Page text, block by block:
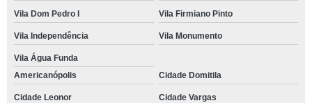
Vila Dom Pedro I Vila Firmiano Pinto
Vila Independência Vila Monumento
Vila Água Funda
Americanópolis
Cidade Domitila
Cidade Leonor Cidade Vargas